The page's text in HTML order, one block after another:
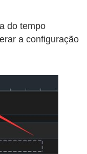
do tempo
a configuração